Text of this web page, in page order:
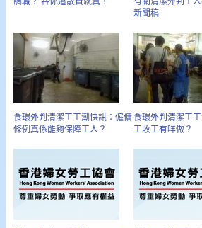
新聞稿
食環外判清潔工工潮快訊：僱傭
條例真係能夠保障工人？
食環外判清潔工
工收工有咩做？